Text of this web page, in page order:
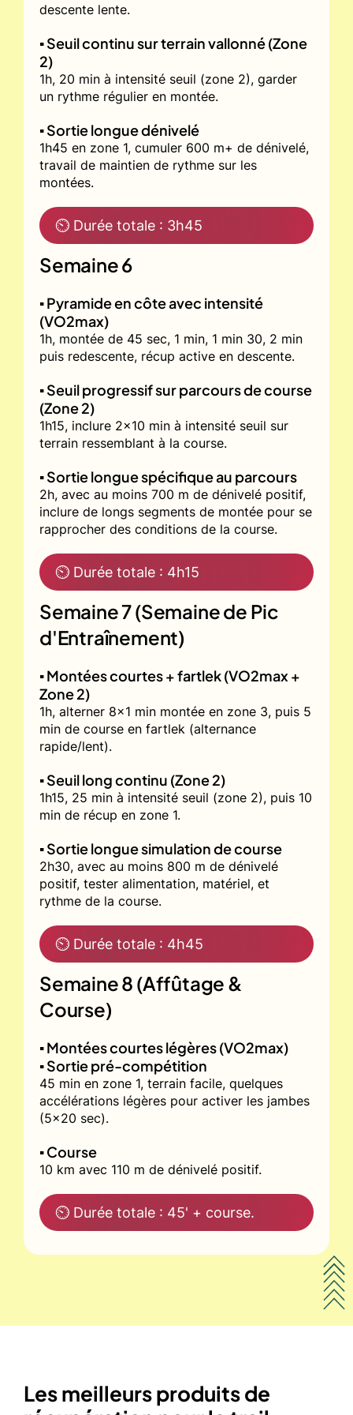
descente lente.
▪️ Seuil continu sur terrain vallonné (Zone
2)
1h, 20 min à intensité seuil (zone 2), garder
un rythme régulier en montée.
▪️ Sortie longue dénivelé
1h45 en zone 1, cumuler 600 m+ de dénivelé,
travail de maintien de rythme sur les
montées.
⏲ Durée totale : 3h45
Semaine 6
▪️ Pyramide en côte avec intensité
(VO2max)
1h, montée de 45 sec, 1 min, 1 min 30, 2 min
puis redescente, récup active en descente.
▪️ Seuil progressif sur parcours de course
(Zone 2)
1h15, inclure 2x10 min à intensité seuil sur
terrain ressemblant à la course.
▪️ Sortie longue spécifique au parcours
2h, avec au moins 700 m de dénivelé positif,
inclure de longs segments de montée pour se
rapprocher des conditions de la course.
⏲ Durée totale : 4h15
Semaine 7 (Semaine de Pic
d'Entraînement)
▪️ Montées courtes + fartlek (VO2max +
Zone 2)
1h, alterner 8x1 min montée en zone 3, puis 5
min de course en fartlek (alternance
rapide/lent).
▪️ Seuil long continu (Zone 2)
1h15, 25 min à intensité seuil (zone 2), puis 10
min de récup en zone 1.
▪️ Sortie longue simulation de course
2h30, avec au moins 800 m de dénivelé
positif, tester alimentation, matériel, et
rythme de la course.
⏲ Durée totale : 4h45
Semaine 8 (Affûtage &
Course)
▪️ Montées courtes légères (VO2max)
▪️ Sortie pré-compétition
45 min en zone 1, terrain facile, quelques
accélérations légères pour activer les jambes
(5x20 sec).
▪️ Course
10 km avec 110 m de dénivelé positif.
⏲ Durée totale : 45' + course.
Les meilleurs produits de